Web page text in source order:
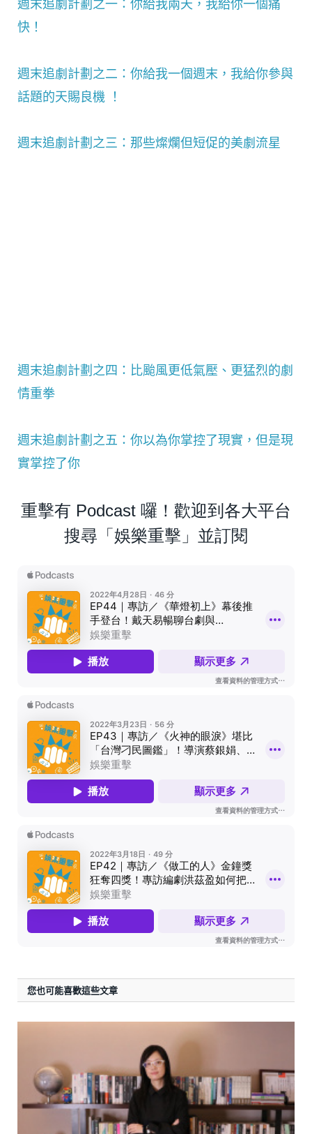
週末追劇計劃之一：你給我兩天，我給你一個痛
快！
週末追劇計劃之­二：你給我一個週末，我給你參與
話題的天賜良機 ！
週末追劇計劃之三：那些燦爛但短促的美劇流星
週末追劇計劃之四：比颱風更低氣壓、更猛烈的劇
情重拳
週末追劇計劃之五：你以為你掌控了現實，但是現
實掌控了你
重擊有 Podcast 囉！歡迎到各大平台
搜尋「娛樂重擊」並訂閱
您也可能喜歡這些文章